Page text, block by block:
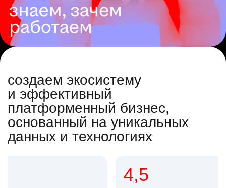
создаем экосистему
и эффективный
платформенный бизнес,
основанный на уникальных
данных и технологиях